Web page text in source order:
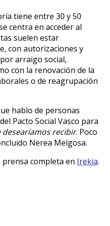
tiene entre 30 y 50
centra en acceder al
suelen estar
con autorizaciones y
arraigo social,
con la renovación de la
o de reagrupación
hablo de personas
Pacto Social Vasco para
desearíamos recibir. Poco
Nerea Melgosa.
completa en Irekia.